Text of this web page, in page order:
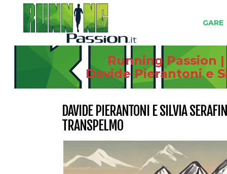
GARE
Running Passion
Davide Pierantoni e
DAVIDE PIERANTONI E SILVIA
TRANSPELMO